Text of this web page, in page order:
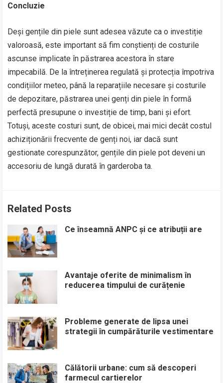
Concluzie
Deși gențile din piele sunt adesea văzute ca o investiție
valoroasă, este important să fim conștienți de costurile
ascunse implicate în păstrarea acestora în stare
impecabilă. De la întreținerea regulată și protecția împotriva
condițiilor meteo, până la reparațiile necesare și costurile
de depozitare, păstrarea unei genți din piele în formă
perfectă presupune o investiție de timp, bani și efort.
Totuși, aceste costuri sunt, de obicei, mai mici decât costul
achiziționării frecvente de genți noi, iar dacă sunt
gestionate corespunzător, gențile din piele pot deveni un
accesoriu de lungă durată în garderoba ta.
Related Posts
Ce înseamnă ANPC și ce atribuții are
Avantaje oferite de minimalism în
reducerea timpului de curățenie
Probleme generate de lipsa unei
strategii în cumpărăturile vestimentare
Călătorii urbane: cum să descoperi
farmecul cartierelor